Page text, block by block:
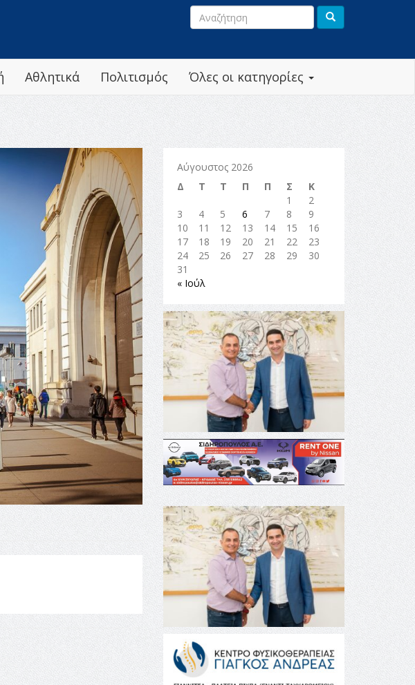
Όλες οι κατηγορίες
Αθλητικά Πολιτισμός
Αύγουστος 2026
Δ
Τ Τ Π Π Σ
Κ
1
2
3
4 5 6 7 8
9
10
11 12 13 14 15
16
17
18 19 20 21 22
23
24
25 26 27 28 29
30
31
« Ιούλ